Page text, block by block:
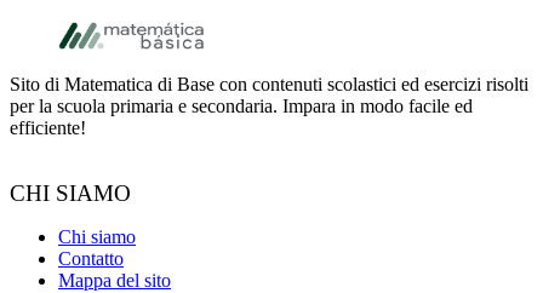
Footer
Sito di Matematica di Base con contenuti scolastici ed esercizi risolti
per la scuola primaria e secondaria. Impara in modo facile ed
efficiente!
CHI SIAMO
Chi siamo
Contatto
Mappa del sito